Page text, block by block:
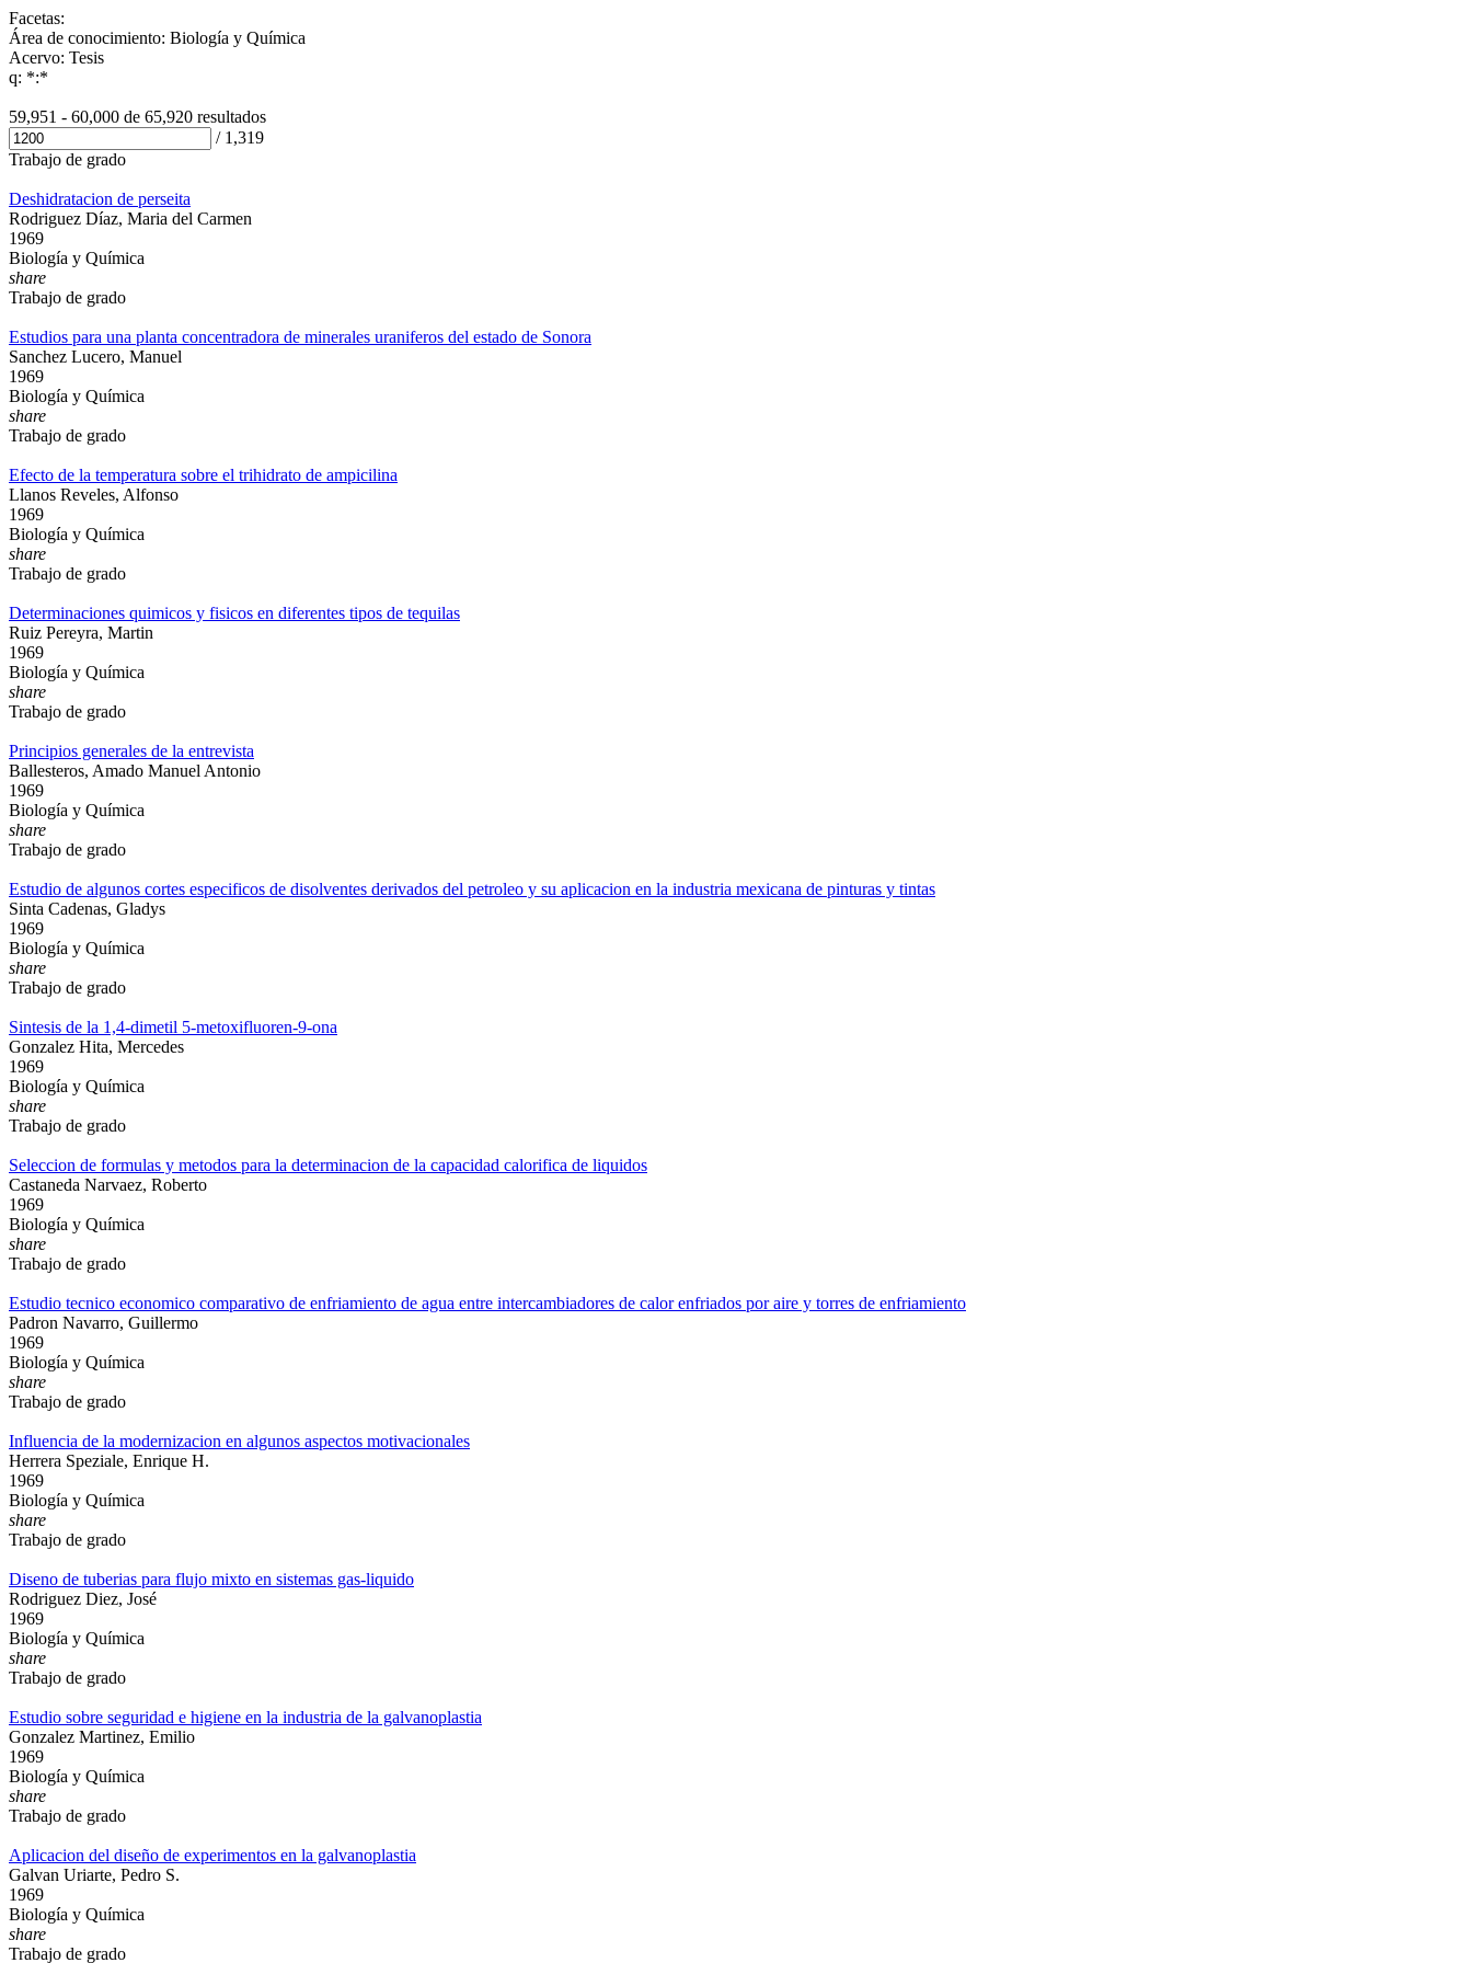
Facetas:
Área de conocimiento: Biología y Química
Acervo: Tesis
q: *:*
59,951 - 60,000 de 65,920 resultados
/ 1,319
Trabajo de grado
Deshidratacion de perseita
Rodriguez Díaz, Maria del Carmen
1969
Biología y Química
share
Trabajo de grado
Estudios para una planta concentradora de minerales uraniferos del estado de Sonora
Sanchez Lucero, Manuel
1969
Biología y Química
share
Trabajo de grado
Efecto de la temperatura sobre el trihidrato de ampicilina
Llanos Reveles, Alfonso
1969
Biología y Química
share
Trabajo de grado
Determinaciones quimicos y fisicos en diferentes tipos de tequilas
Ruiz Pereyra, Martin
1969
Biología y Química
share
Trabajo de grado
Principios generales de la entrevista
Ballesteros, Amado Manuel Antonio
1969
Biología y Química
share
Trabajo de grado
Estudio de algunos cortes especificos de disolventes derivados del petroleo y su aplicacion en la industria mexicana de pinturas y tintas
Sinta Cadenas, Gladys
1969
Biología y Química
share
Trabajo de grado
Sintesis de la 1,4-dimetil 5-metoxifluoren-9-ona
Gonzalez Hita, Mercedes
1969
Biología y Química
share
Trabajo de grado
Seleccion de formulas y metodos para la determinacion de la capacidad calorifica de liquidos
Castaneda Narvaez, Roberto
1969
Biología y Química
share
Trabajo de grado
Estudio tecnico economico comparativo de enfriamiento de agua entre intercambiadores de calor enfriados por aire y torres de enfriamiento
Padron Navarro, Guillermo
1969
Biología y Química
share
Trabajo de grado
Influencia de la modernizacion en algunos aspectos motivacionales
Herrera Speziale, Enrique H.
1969
Biología y Química
share
Trabajo de grado
Diseno de tuberias para flujo mixto en sistemas gas-liquido
Rodriguez Diez, José
1969
Biología y Química
share
Trabajo de grado
Estudio sobre seguridad e higiene en la industria de la galvanoplastia
Gonzalez Martinez, Emilio
1969
Biología y Química
share
Trabajo de grado
Aplicacion del diseño de experimentos en la galvanoplastia
Galvan Uriarte, Pedro S.
1969
Biología y Química
share
Trabajo de grado